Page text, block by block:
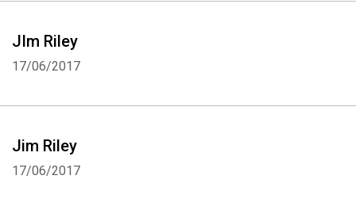
JIm Riley
17/06/2017
Jim Riley
17/06/2017